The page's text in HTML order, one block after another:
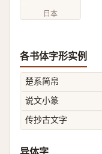
日本
各书体字形实例
楚系简帛
说文小篆
传抄古文字